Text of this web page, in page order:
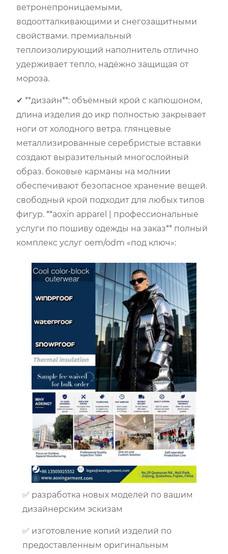
ветронепроницаемыми,
водоотталкивающими и снегозащитными
свойствами. премиальный
теплоизолирующий наполнитель отлично
удерживает тепло, надёжно защищая от
мороза.
✔ **дизайн**: объёмный крой с капюшоном,
длина изделия до икр полностью закрывает
ноги от холодного ветра. глянцевые
металлизированные серебристые вставки
создают выразительный многослойный
образ. боковые карманы на молнии
обеспечивают безопасное хранение вещей.
свободный крой подходит для любых типов
фигур. **aoxin apparel | профессиональные
услуги по пошиву одежды на заказ** полный
комплекс услуг oem/odm «под ключ»:
✅ разработка новых моделей по вашим
дизайнерским эскизам
✅ изготовление копий изделий по
предоставленным оригинальным